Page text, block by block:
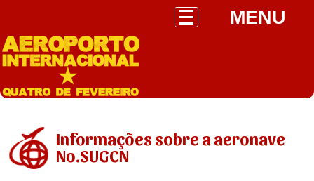
MENU
Informações sobre a aeronave
No.SUGCN